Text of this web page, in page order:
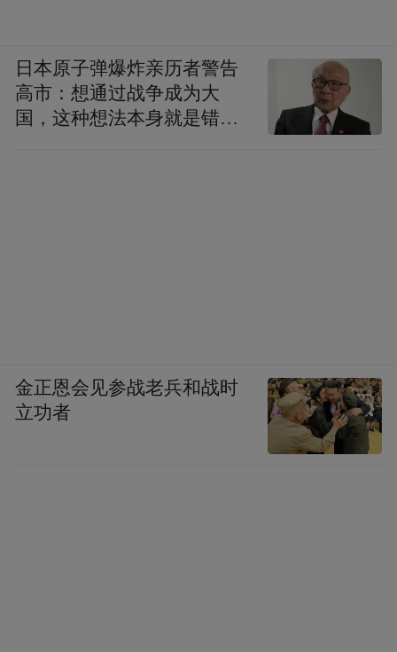
日本原子弹爆炸亲历者警告
高市：想通过战争成为大
国，这种想法本身就是错误
金正恩会见参战老兵和战时
立功者